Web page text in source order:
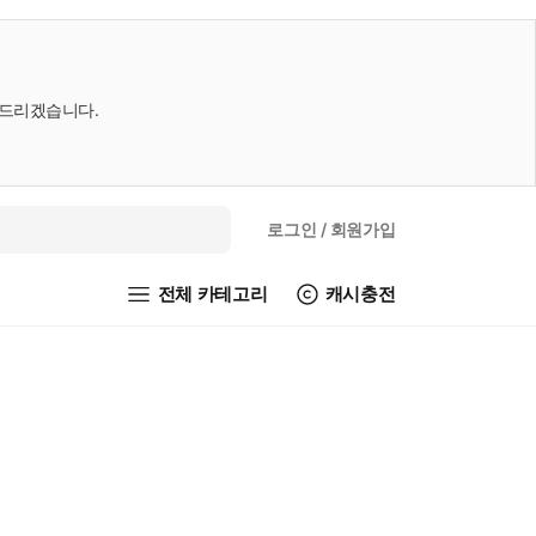
리겠습니다.
로그인 / 회원가입
전체 카테고리 캐시충전